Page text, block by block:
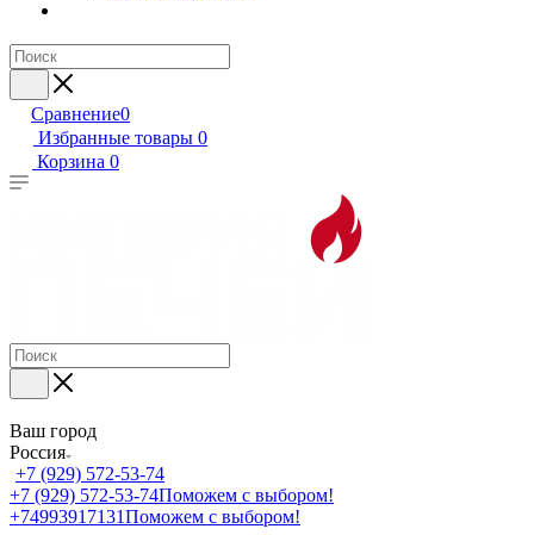
Сравнение0
Избранные товары 0
Корзина 0
Ваш город
Россия
+7 (929) 572-53-74
+7 (929) 572-53-74Поможем с выбором!
+74993917131Поможем с выбором!